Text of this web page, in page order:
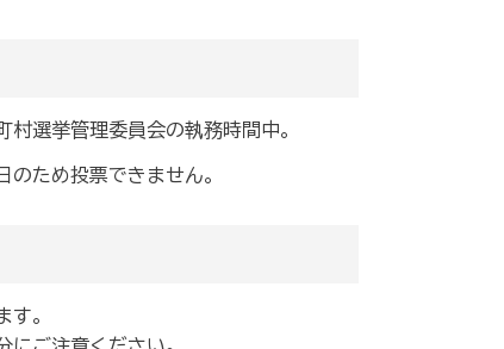
選挙管理委員会の執務時間中。
ため投票できません。
す。